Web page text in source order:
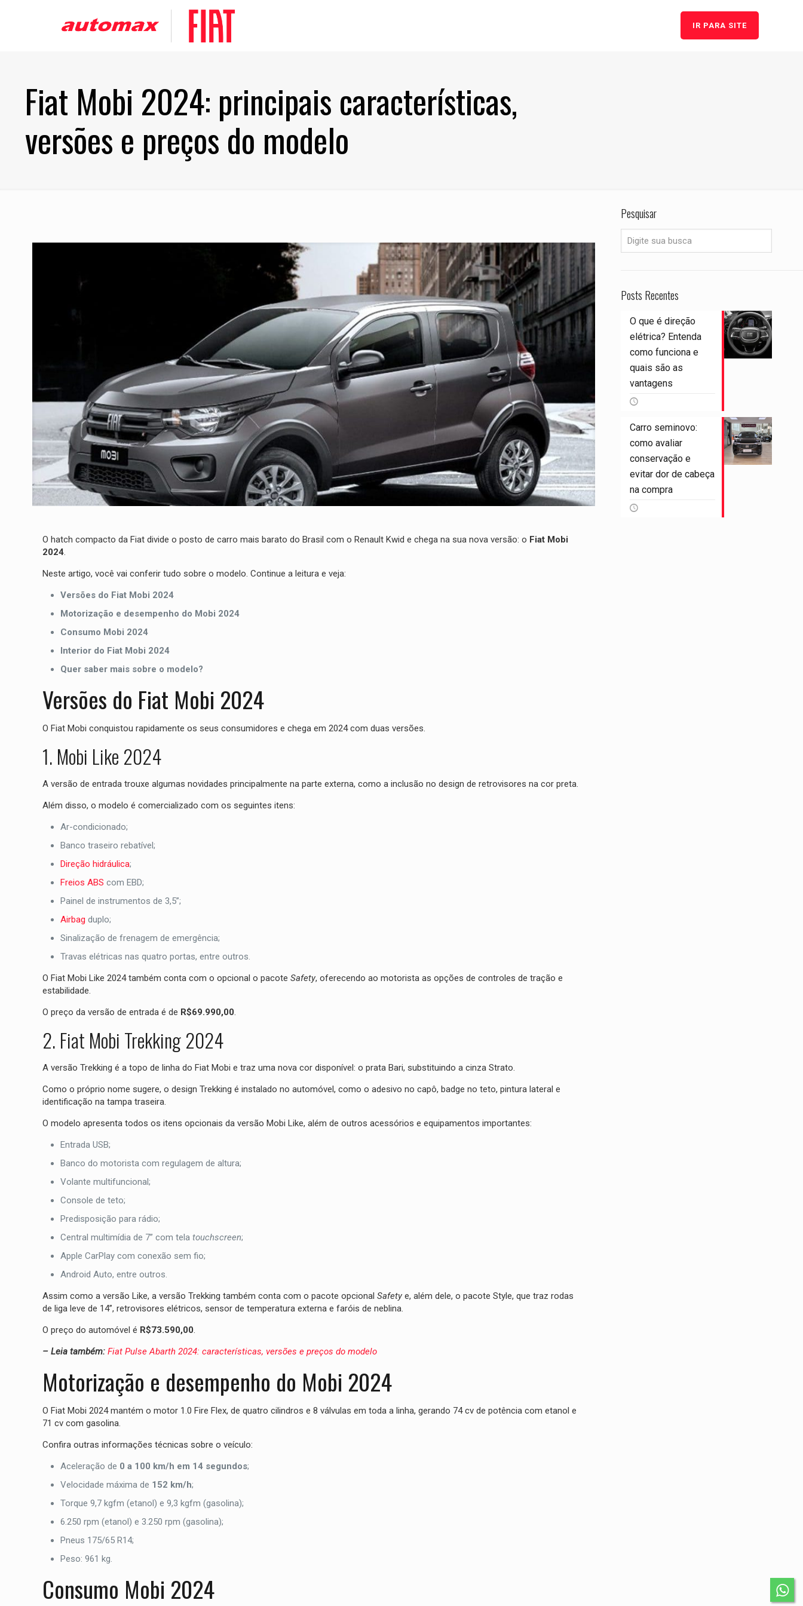
IR PARA SITE
Fiat Mobi 2024: principais características,
versões e preços do modelo
O hatch compacto da Fiat divide o posto de carro mais barato do Brasil com o Renault Kwid e chega na sua nova versão: o Fiat Mobi
2024.
Neste artigo, você vai conferir tudo sobre o modelo. Continue a leitura e veja:
Versões do Fiat Mobi 2024
Motorização e desempenho do Mobi 2024
Consumo Mobi 2024
Interior do Fiat Mobi 2024
Quer saber mais sobre o modelo?
Versões do Fiat Mobi 2024
O Fiat Mobi conquistou rapidamente os seus consumidores e chega em 2024 com duas versões.
1. Mobi Like 2024
A versão de entrada trouxe algumas novidades principalmente na parte externa, como a inclusão no design de retrovisores na cor preta.
Além disso, o modelo é comercializado com os seguintes itens:
Ar-condicionado;
Banco traseiro rebatível;
Direção hidráulica;
Freios ABS com EBD;
Painel de instrumentos de 3,5”;
Airbag duplo;
Sinalização de frenagem de emergência;
Travas elétricas nas quatro portas, entre outros.
O Fiat Mobi Like 2024 também conta com o opcional o pacote Safety, oferecendo ao motorista as opções de controles de tração e
estabilidade.
O preço da versão de entrada é de R$69.990,00.
2. Fiat Mobi Trekking 2024
A versão Trekking é a topo de linha do Fiat Mobi e traz uma nova cor disponível: o prata Bari, substituindo a cinza Strato.
Como o próprio nome sugere, o design Trekking é instalado no automóvel, como o adesivo no capô, badge no teto, pintura lateral e
identificação na tampa traseira.
O modelo apresenta todos os itens opcionais da versão Mobi Like, além de outros acessórios e equipamentos importantes:
Entrada USB;
Banco do motorista com regulagem de altura;
Volante multifuncional;
Console de teto;
Predisposição para rádio;
Central multimídia de 7” com tela touchscreen;
Apple CarPlay com conexão sem fio;
Android Auto, entre outros.
Assim como a versão Like, a versão Trekking também conta com o pacote opcional Safetye, além dele, o pacote Style, que traz rodas
de liga leve de 14”, retrovisores elétricos, sensor de temperatura externa e faróis de neblina.
O preço do automóvel é R$73.590,00.
– Leia também: Fiat Pulse Abarth 2024: características, versões e preços do modelo
Motorização e desempenho do Mobi 2024
O Fiat Mobi 2024 mantém o motor 1.0 Fire Flex, de quatro cilindros e 8 válvulas em toda a linha, gerando 74 cv de potência com etanol e
71 cv com gasolina.
Confira outras informações técnicas sobre o veículo:
Aceleração de 0 a 100 km/h em 14 segundos;
Velocidade máxima de 152 km/h;
Torque 9,7 kgfm (etanol) e 9,3 kgfm (gasolina);
6.250 rpm (etanol) e 3.250 rpm (gasolina);
Pneus 175/65 R14;
Peso: 961 kg.
Consumo Mobi 2024
Pesquisar
Posts Recentes
O que é direção
elétrica? Entenda
como funciona e
quais são as
vantagens
Carro seminovo:
como avaliar
conservação e
evitar dor de cabeça
na compra